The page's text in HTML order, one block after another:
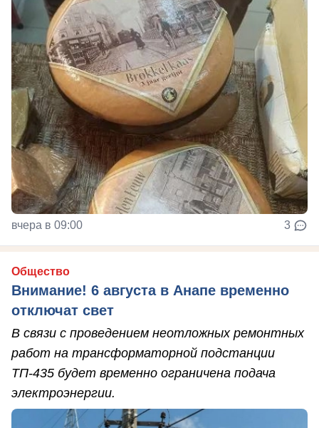
вчера в 09:00 3
Общество
Внимание! 6 августа в Анапе временно
отключат свет
В связи с проведением неотложных ремонтных
работ на трансформаторной подстанции
ТП-435 будет временно ограничена подача
электроэнергии.